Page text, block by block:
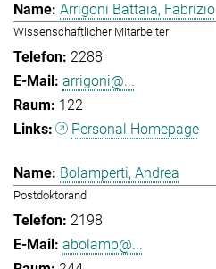
Arrigoni Battaia, Fabrizio
Wissenschaftlicher Mitarbeiter
2288
arrigoni@...
122
Personal Homepage
Bolamperti, Andrea
Postdoktorand
2198
abolamp@...